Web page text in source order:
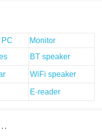
PC
Monitor
BT speaker
WiFi speaker
E-reader